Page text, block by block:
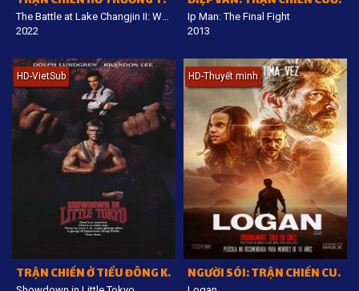
2022
Ip Man: The Final Fight
2013
HD-VietSub
TRẬN CHIẾN Ở TIỂU ĐÔNG KINH
HD-Thuyết minh
NGƯỜI SÓI: TRẬN CHIẾN CUỐI CÙNG